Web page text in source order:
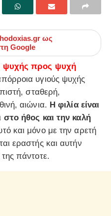
ως
Google
ψυχής προς ψυχή
υγιούς ψυχής
σταθερή,
αιώνια. Η φιλία είναι
στο ήθος και την καλή
και μόνο με την αρετή
εραστής και αυτήν
πάντοτε.